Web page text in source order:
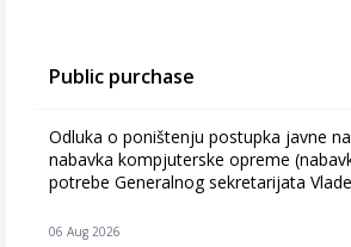
Public purchase
Odluka o poništenju postupka javne
nabavka kompjuterske opreme
potrebe Generalnog sekretarijata
06 Aug 2026